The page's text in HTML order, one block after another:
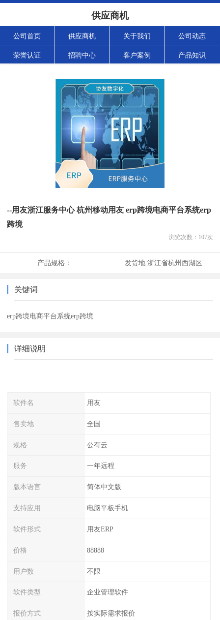
供应商机
公司首页 供应商机 关于我们 公司动态
荣誉认证 招聘中心 客户案例 产品知识
--用友浙江服务中心 杭州移动用友 erp跨境电商平台系统erp
跨境
浏览次数： 107次
产品规格： 发货地:浙江省杭州西湖区
关键词
erp跨境电商平台系统erp跨境
详细说明
软件名 用友
售卖地 全国
规格 公有云
服务 一年远程
版本语言 简体中文版
支持应用 电脑平板手机
软件形式 用友ERP
价格 88888
用户数 不限
软件类型 企业管理软件
报价方式 按实际需求报价